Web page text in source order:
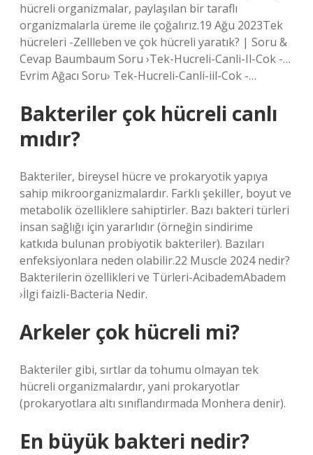
hücreli organizmalar, paylaşılan bir taraflı
organizmalarla üreme ile çoğalırız.19 Ağu 2023Tek
hücreleri -Zellleben ve çok hücreli yaratık? | Soru &
Cevap Baumbaum Soru ›Tek-Hucreli-Canli-Il-Cok -…
Evrim Ağacı Soru› Tek-Hucreli-Canli-iil-Cok -…
Bakteriler çok hücreli canlı
mıdır?
Bakteriler, bireysel hücre ve prokaryotik yapıya
sahip mikroorganizmalardır. Farklı şekiller, boyut ve
metabolik özelliklere sahiptirler. Bazı bakteri türleri
insan sağlığı için yararlıdır (örneğin sindirime
katkıda bulunan probiyotik bakteriler). Bazıları
enfeksiyonlara neden olabilir.22 Muscle 2024 nedir?
Bakterilerin özellikleri ve Türleri-AcibademAbadem
›İlgi faizli-Bacteria Nedir.
Arkeler çok hücreli mi?
Bakteriler gibi, sırtlar da tohumu olmayan tek
hücreli organizmalardır, yani prokaryotlar
(prokaryotlara altı sınıflandırmada Monhera denir).
En büyük bakteri nedir?